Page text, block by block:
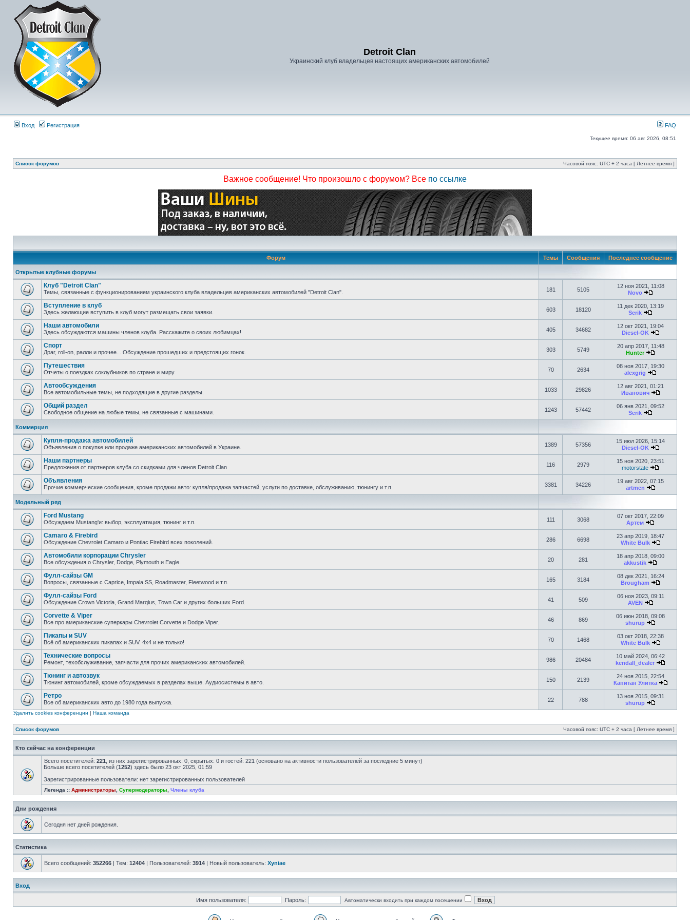
Detroit Clan
Украинский клуб владельцев настоящих американских автомобилей
Вход Регистрация FAQ
Текущее время: 06 авг 2026, 08:51
Список форумов Часовой пояс: UTC + 2 часа [ Летнее время ]
Важное сообщение! Что произошло с форумом? Все по ссылке
Форум Темы Сообщения Последнее сообщение
Открытые клубные форумы
Клуб "Detroit Clan"
Темы, связанные с функционированием украинского клуба владельцев американских автомобилей "Detroit Clan". 181 5105
12 ноя 2021, 11:08
Novo
Вступление в клуб
Здесь желающие вступить в клуб могут размещать свои заявки. 603 18120
11 дек 2020, 13:19
Serik
Наши автомобили
Здесь обсуждаются машины членов клуба. Расскажите о своих любимцах! 405 34682
12 окт 2021, 19:04
Diesel-OK
Спорт
Драг, roll-on, ралли и прочее... Обсуждение прошедших и предстоящих гонок. 303 5749
20 апр 2017, 11:48
Hunter
Путешествия
Отчеты о поездках соклубников по стране и миру 70 2634
08 ноя 2017, 19:30
alexgrig
Автообсуждения
Все автомобильные темы, не подходящие в другие разделы. 1033 29826
12 авг 2021, 01:21
Иванович
Общий раздел
Свободное общение на любые темы, не связанные с машинами. 1243 57442
06 янв 2021, 09:52
Serik
Коммерция
Купля-продажа автомобилей
Объявления о покупке или продаже американских автомобилей в Украине. 1389 57356
15 июл 2026, 15:14
Diesel-OK
Наши партнеры
Предложения от партнеров клуба со скидками для членов Detroit Clan 116 2979
15 ноя 2020, 23:51
motorstate
Объявления
Прочие коммерческие сообщения, кроме продажи авто: купля/продажа запчастей, услуги по доставке, обслуживанию, тюнингу и т.п. 3381 34226
19 авг 2022, 07:15
artmen
Модельный ряд
Ford Mustang
Обсуждаем Mustang'и: выбор, эксплуатация, тюнинг и т.п. 111 3068
07 окт 2017, 22:09
Артем
Camaro & Firebird
Обсуждение Chevrolet Camaro и Pontiac Firebird всех поколений. 286 6698
23 апр 2019, 18:47
White Bulk
Автомобили корпорации Chrysler
Все обсуждения о Chrysler, Dodge, Plymouth и Eagle. 20 281
18 апр 2018, 09:00
akkustik
Фулл-сайзы GM
Вопросы, связанные с Caprice, Impala SS, Roadmaster, Fleetwood и т.п. 165 3184
08 дек 2021, 16:24
Brougham
Фулл-сайзы Ford
Обсуждение Crown Victoria, Grand Marqius, Town Car и других больших Ford. 41 509
06 ноя 2023, 09:11
AVEN
Corvette & Viper
Все про американские суперкары Chevrolet Corvette и Dodge Viper. 46 869
06 июн 2018, 09:08
shurup
Пикапы и SUV
Всё об американских пикапах и SUV. 4х4 и не только! 70 1468
03 окт 2018, 22:38
White Bulk
Технические вопросы
Ремонт, техобслуживание, запчасти для прочих американских автомобилей. 986 20484
10 май 2024, 06:42
kendall_dealer
Тюнинг и автозвук
Тюнинг автомобилей, кроме обсуждаемых в разделах выше. Аудиосистемы в авто. 150 2139
24 ноя 2015, 22:54
Капитан Улитка
Ретро
Все об американских авто до 1980 года выпуска. 22 788
13 ноя 2015, 09:31
shurup
Удалить cookies конференции | Наша команда
Список форумов Часовой пояс: UTC + 2 часа [ Летнее время ]
Кто сейчас на конференции
Всего посетителей: 221 , из них зарегистрированных: 0, скрытых: 0 и гостей: 221 (основано на активности пользователей за последние 5 минут)
Больше всего посетителей (1252) здесь было 23 окт 2025, 01:59
Зарегистрированные пользователи: нет зарегистрированных пользователей
Легенда :: Администраторы Супермодераторы Члены клуба
Дни рождения
Сегодня нет дней рождения.
Статистика
Всего сообщений: 352266 | Тем: 12404 | Пользователей: 3914 | Новый пользователь: Xyniae
Вход
Имя пользователя: Пароль: Автоматически входить при каждом посещении